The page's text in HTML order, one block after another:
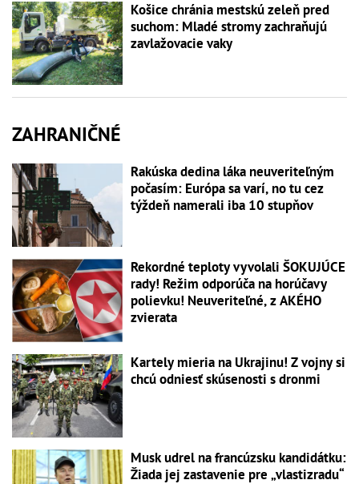
Košice chránia mestskú zeleň pred
suchom: Mladé stromy zachraňujú
zavlažovacie vaky
ZAHRANIČNÉ
Rakúska dedina láka neuveriteľným
počasím: Európa sa varí, no tu cez
týždeň namerali iba 10 stupňov
Rekordné teploty vyvolali ŠOKUJÚCE
rady! Režim odporúča na horúčavy
polievku! Neuveriteľné, z AKÉHO
zvierata
Kartely mieria na Ukrajinu! Z vojny si
chcú odniesť skúsenosti s dronmi
Musk udrel na francúzsku kandidátku:
Žiada jej zastavenie pre „vlastizradu“